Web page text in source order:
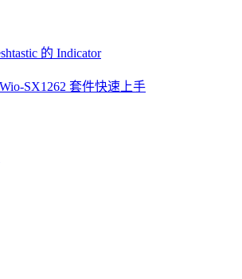
的 Indicator
SX1262 套件快速上手